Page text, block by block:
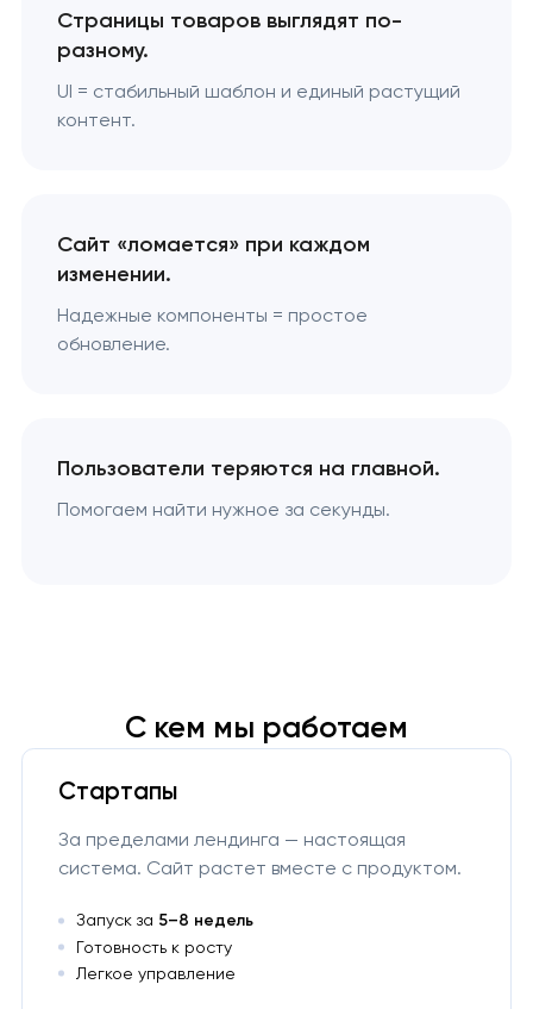
Страницы товаров выглядят по-
разному.
UI = стабильный шаблон и единый растущий
контент.
Сайт «ломается» при каждом
изменении.
Надежные компоненты = простое
обновление.
Пользователи теряются на главной.
Помогаем найти нужное за секунды.
С кем мы работаем
Стартапы
За пределами лендинга — настоящая
система. Сайт растет вместе с продуктом.
Запуск за 5–8 недель
Готовность к росту
Легкое управление